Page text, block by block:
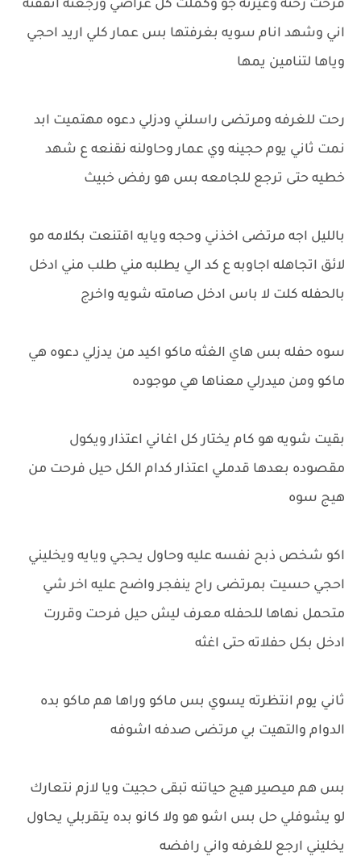
فرحت رحنه وغيرنه جو وكملت كل غراضي ورجعنه انفقنه
اني وشهد انام سويه بغرفتها بس عمار كلي اريد احجي
وياها لتنامين يمها
رحت للغرفه ومرتضى راسلني ودزلي دعوه مهتميت ابد
نمت ثاني يوم حجينه وي عمار وحاولنه نقنعه ع شهد
خطيه حتى ترجع للجامعه بس هو رفض خبيث
بالليل اجه مرتضى اخذني وحجه ويايه اقتنعت بكلامه مو
لائق اتجاهله اجاوبه ع كد الي يطلبه مني طلب مني ادخل
بالحفله كلت لا باس ادخل صامته شويه واخرج
سوه حفله بس هاي الغثه ماكو اكيد من يدزلي دعوه هي
ماكو ومن ميدرلي معناها هي موجوده
بقيت شويه هو كام يختار كل اغاني اعتذار ويكول
مقصوده بعدها قدملي اعتذار كدام الكل حيل فرحت من
هيج سوه
اكو شخص ذبح نفسه عليه وحاول يحجي ويايه ويخليني
احجي حسيت بمرتضى راح ينفجر واضح عليه اخر شي
متحمل نهاها للحفله معرف ليش حيل فرحت وقررت
ادخل بكل حفلاته حتى اغثه
ثاني يوم انتظرته يسوي بس ماكو وراها هم ماكو بده
الدوام والتهيت بي مرتضى صدفه اشوفه
بس هم ميصير هيج حياتنه تبقى حجيت ويا لازم نتعارك
لو يشوفلي حل بس اشو هو ولا كانو بده يتقربلي يحاول
يخليني ارجع للغرفه واني رافضه